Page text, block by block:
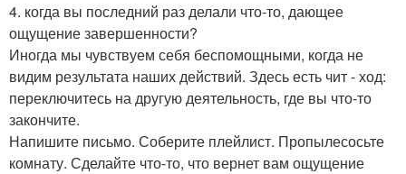
4. когда вы последний раз делали что-то, дающее
ощущение завершенности?
Иногда мы чувствуем себя беспомощными, когда не
видим результата наших действий. Здесь есть чит - ход:
переключитесь на другую деятельность, где вы что-то
закончите.
Напишите письмо. Соберите плейлист. Пропылесосьте
комнату. Сделайте что-то, что вернет вам ощущение